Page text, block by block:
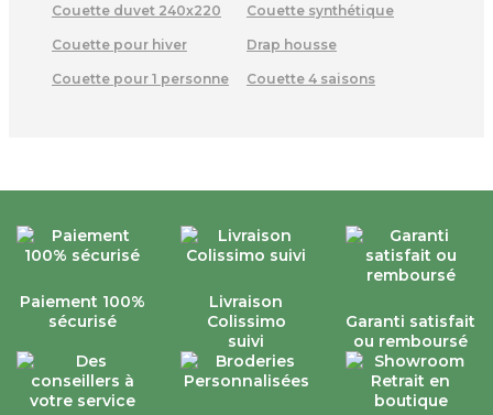
Couette duvet 240x220 Couette synthétique
Couette pour hiver Drap housse
Couette pour 1 personne Couette 4 saisons
Paiement 100%
sécurisé
Livraison
Colissimo
suivi
Garanti satisfait
ou remboursé